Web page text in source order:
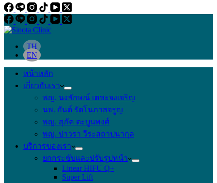
TH
EN
หน้าหลัก
เกี่ยวกับเรา
พญ. นงลักษณ์ เตชะจงเจริญ
นพ. กันต์ รัตโนภาสจรูญ
พญ. สุภัค ตะบูนพงศ์
พญ. ปาวรา วีระสถาปนากุล
บริการของเรา
ยกกระชับและปรับรูปหน้า
Linear HIFU Q+
Super Lift